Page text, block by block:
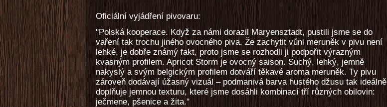
Oficiální vyjádření pivovaru:
"Polská kooperace. Když za námi dorazil Maryensztadt, pustili jsme se do
vaření tak trochu jiného ovocného piva. Že zachytit vůni meruněk v pivu není
lehké, je dobře známý fakt, proto jsme se rozhodli ji podpořit výrazným
kvasným profilem. Apricot Storm je ovocný saison. Suchý, lehký, jemně
nakyslý a svým belgickým profilem dotváří těkavé aroma meruněk. Ty pivu
zároveň dodávají úžasný vizuál – podmanivá barva hustého džusu tak ideálně
doplňuje jemnou texturu, které jsme dosáhli kombinací tří různých obilovin:
ječmene, pšenice a žita."